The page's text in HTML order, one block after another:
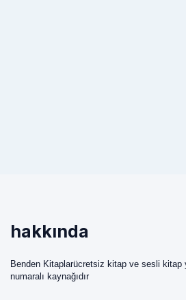
hakkında
Benden Kitaplarücretsiz kitap ve sesli kitap
numaralı kaynağıdır